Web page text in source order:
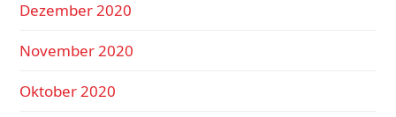
Dezember 2020
November 2020
Oktober 2020